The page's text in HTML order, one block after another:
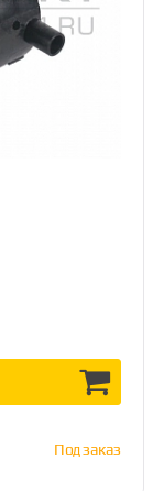
Под заказ